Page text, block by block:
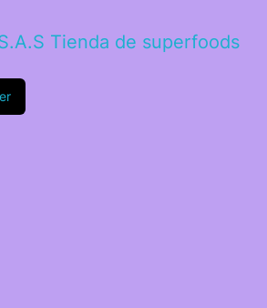
Tienda de superfoods